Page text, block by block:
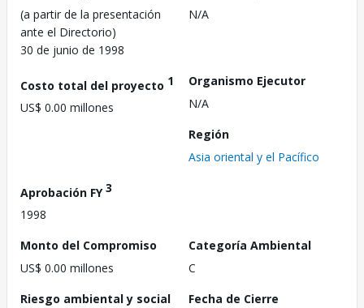
(a partir de la presentación
ante el Directorio)
30 de junio de 1998
N/A
Costo total del proyecto 1
US$ 0.00 millones
Organismo Ejecutor
N/A
Región
Asia oriental y el Pacífico
Aprobación FY3
1998
Monto del Compromiso
US$ 0.00 millones
Categoría Ambiental
C
Riesgo ambiental y social
Fecha de Cierre